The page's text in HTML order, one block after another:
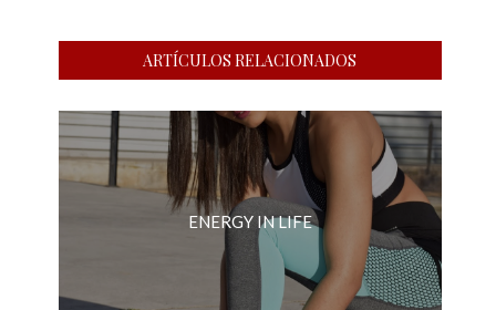
ARTÍCULOS RELACIONADOS
ENERGY IN LIFE